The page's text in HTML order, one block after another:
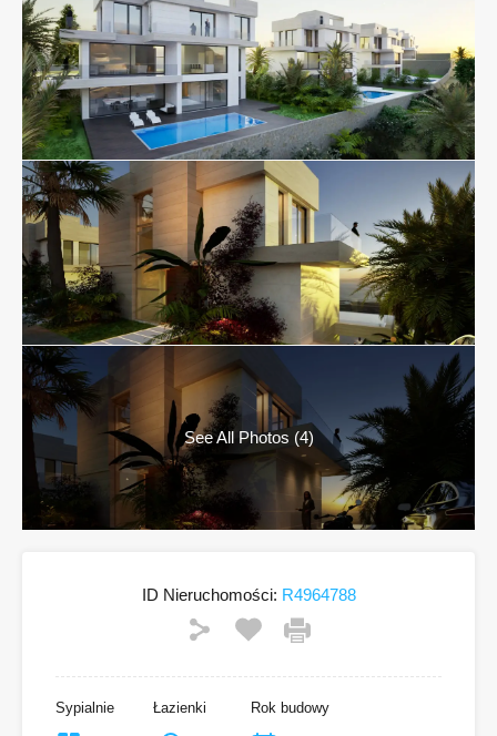
See All Photos (4)
ID Nieruchomości: R4964788
Sypialnie Łazienki Rok budowy